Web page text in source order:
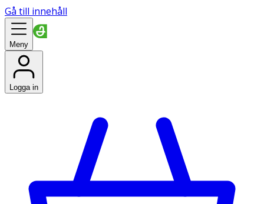
Gå till innehåll
Meny
Logga in